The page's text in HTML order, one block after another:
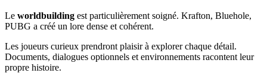
Le worldbuilding est particulièrement soigné. Krafton, Bluehole,
PUBG a créé un lore dense et cohérent.
Les joueurs curieux prendront plaisir à explorer chaque détail.
Documents, dialogues optionnels et environnements racontent leur
propre histoire.